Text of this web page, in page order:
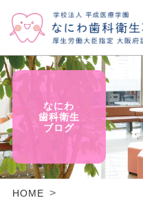
なにわ
歯科衛生
ブログ
HOME